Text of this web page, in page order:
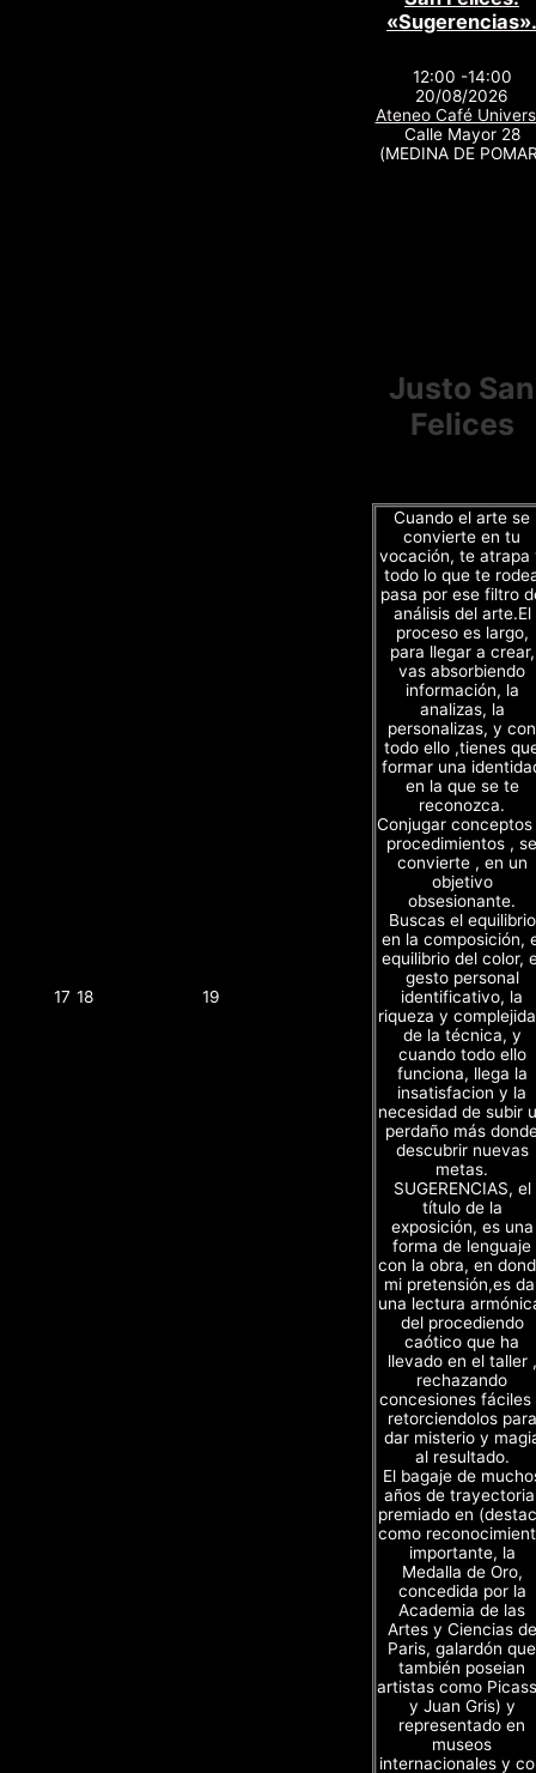
17 18 19
«Sugerencias».
12:00 -14:00
20/08/2026
Ateneo Café
Calle Mayor 28
(MEDINA DE
Justo San
Felices
Cuando el arte se
convierte en tu
vocación, te atrapa
todo lo que te
pasa por ese filtro
análisis del arte.El
proceso es largo,
para llegar a crear,
vas absorbiendo
información, la
analizas, la
personalizas, y con
todo ello ,tienes
formar una
en la que se te
reconozca.
Conjugar
procedimientos , se
convierte , en un
objetivo
obsesionante.
Buscas el equilibrio
en la composición,
equilibrio del color,
gesto personal
identificativo, la
riqueza y
de la técnica, y
cuando todo ello
funciona, llega la
insatisfacion y la
necesidad de subir
perdaño más
descubrir nuevas
metas.
SUGERENCIAS, el
título de la
exposición, es una
forma de lenguaje
con la obra, en
mi pretensión,es
una lectura
del procediendo
caótico que ha
llevado en el taller ,
rechazando
concesiones fáciles
retorciendolos para
dar misterio y
al resultado.
El bagaje de
años de
premiado en
como
importante, la
Medalla de Oro,
concedida por la
Academia de las
Artes y Ciencias de
Paris, galardón que
también poseian
artistas como
y Juan Gris) y
representado en
museos
internacionales y